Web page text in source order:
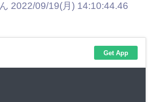
2022/09/19(月) 14:10:44.46